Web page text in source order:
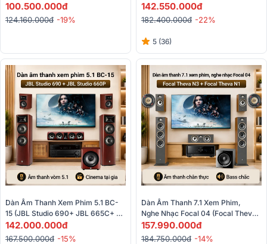
N2, Focal Theva N1, Focal
Theva,...)
100.500.000đ
124.160.000đ -19%
B&W 606 S3, B&W HTM6 S2,
B&W ASW610XP, Denon AVR-
142.550.000đ
182.400.000đ -22%
5 (36)
Dàn Âm Thanh Xem Phim 5.1 BC-
15 (JBL Studio 690+ JBL 665C+
JBL 610+ JBL Studio 660P+
Denon AVC X4700H)
142.000.000đ
167.500.000đ -15%
Dàn Âm Thanh 7.1 Xem Phim,
Nghe Nhạc Focal 04 (Focal Theva
N3, Focal Theva N1, Focal Center
Theva,...)
157.990.000đ
184.750.000đ -14%